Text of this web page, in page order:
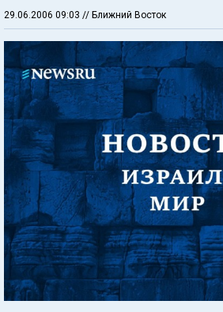
29.06.2006 09:03 // Ближний Восток